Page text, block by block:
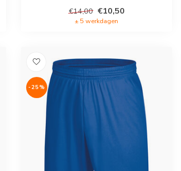
€14,00 €10,50
± 5 werkdagen
-25%